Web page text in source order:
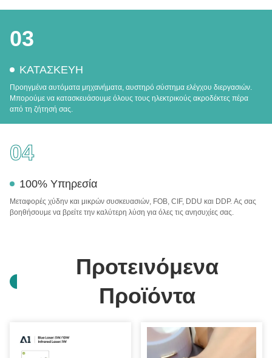
03
ΚΑΤΑΣΚΕΥΗ
Προηγμένα αυτόματα μηχανήματα, αυστηρό σύστημα ελέγχου διεργασιών.
Μπορούμε να κατασκευάσουμε όλους τους ηλεκτρικούς ακροδέκτες πέρα
από τη ζήτησή σας.
04
100% Υπηρεσία
Μεταφορές χύδην και μικρών συσκευασιών, FOB, CIF, DDU και DDP. Ας σας
βοηθήσουμε να βρείτε την καλύτερη λύση για όλες τις ανησυχίες σας.
Προτεινόμενα
Προϊόντα